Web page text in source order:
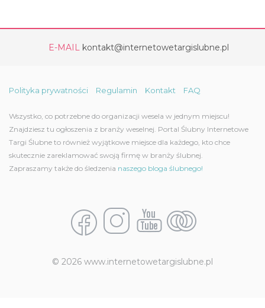
E-MAIL kontakt@internetowetargislubne.pl
Polityka prywatności Regulamin Kontakt FAQ
Wszystko, co potrzebne do organizacji wesela w jednym miejscu!
Znajdziesz tu ogłoszenia z branży weselnej. Portal Ślubny Internetowe
Targi Ślubne to również wyjątkowe miejsce dla każdego, kto chce
skutecznie zareklamować swoją firmę w branży ślubnej.
Zapraszamy także do śledzenia naszego bloga ślubnego!
© 2026 www.internetowetargislubne.pl